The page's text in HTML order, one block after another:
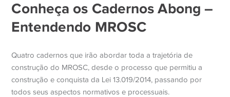
Conheça os Cadernos Abong –
Entendendo MROSC
Quatro cadernos que irão abordar toda a trajetória de
construção do MROSC, desde o processo que permitiu a
construção e conquista da Lei 13.019/2014, passando por
todos seus aspectos normativos e processuais.